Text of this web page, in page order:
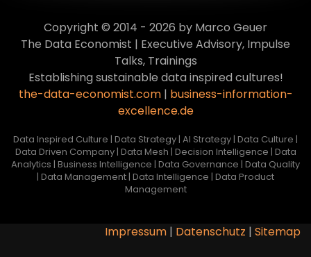
Copyright © 2014 - 2026 by Marco Geuer
The Data Economist | Executive Advisory, Impulse
Talks, Trainings
Establishing sustainable data inspired cultures!
the-data-economist.com| business-information-
excellence.de
Data Inspired Culture | Data Strategy | AI Strategy | Data Culture |
Data Driven Company | Data Mesh | Decision Intelligence | Data
Analytics | Business Intelligence | Data Governance | Data Quality
| Data Management | Data Intelligence | Data Product
Management
Impressum | Datenschutz | Sitemap